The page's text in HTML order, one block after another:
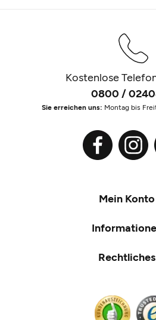
Kostenlose
0800 /
Sie erreichen uns: Montag bis
Mein Konto
Rechtliches